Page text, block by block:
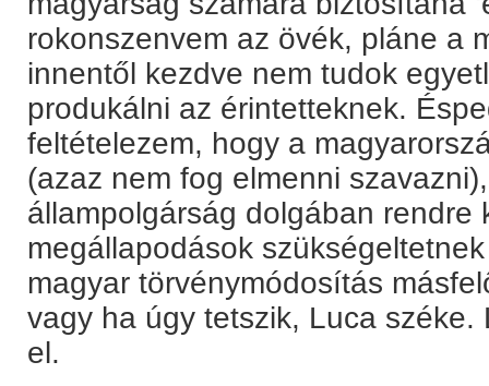
rokonszenvem az övék, pláne a
innentől kezdve nem tudok
produkálni az érintetteknek.
feltételezem, hogy a
(azaz nem fog elmenni
állampolgárság dolgában rendre
megállapodások
magyar törvénymódosítás
vagy ha úgy tetszik, Luca
el.